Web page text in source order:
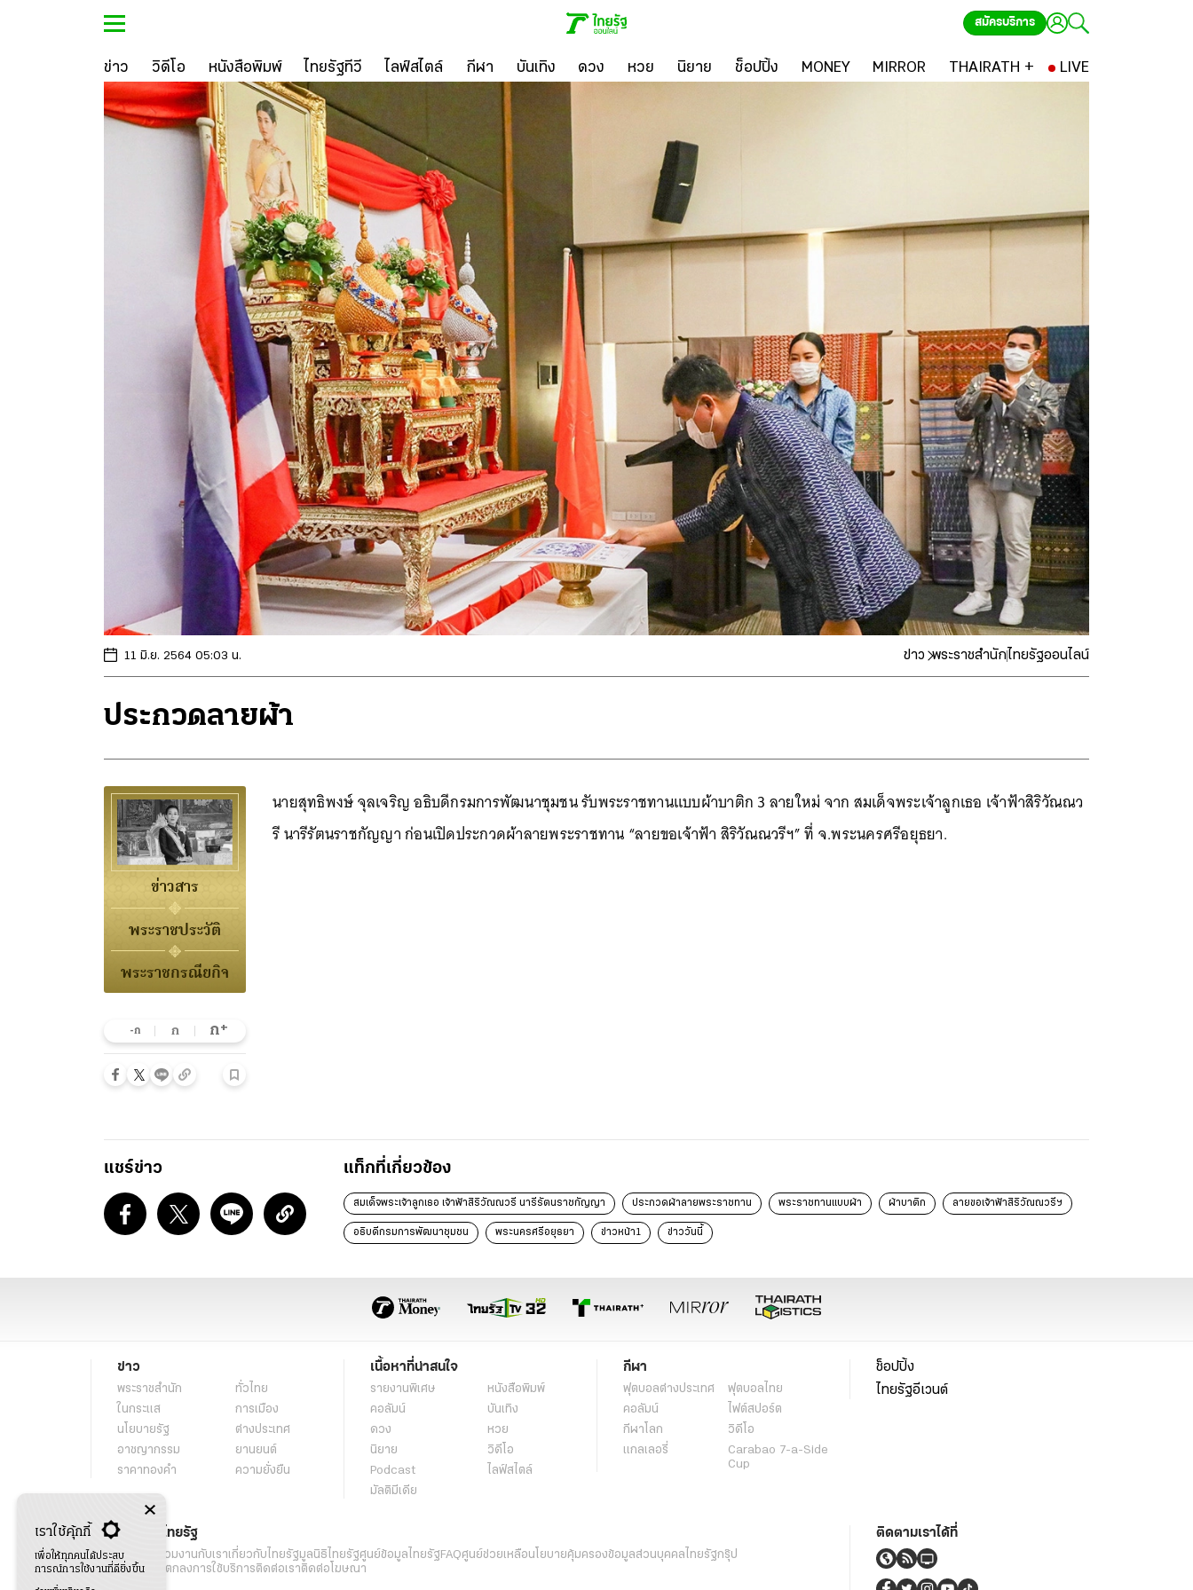
สมัครบริการ
ข่าว วิดีโอ หนังสือพิมพ์ ไทยรัฐทีวี ไลฟ์สไตล์ กีฬา บันเทิง ดวง หวย นิยาย ช็อปปิ้ง MONEY MIRROR THAIRATH + LIVE
11 มิ.ย. 2564 05:03 น. ข่าว พระราชสำนักไทยรัฐออนไลน์
ประกวดลายผ้า
ข่าวสาร
พระราชประวัติ
พระราชกรณียกิจ
-ก ก ก+
นายสุทธิพงษ์ จุลเจริญ อธิบดีกรมการพัฒนาชุมชน รับพระราชทานแบบผ้าบาติก 3 ลายใหม่ จาก สมเด็จพระเจ้าลูกเธอ เจ้าฟ้าสิริวัณณว
รี นารีรัตนราชกัญญา ก่อนเปิดประกวดผ้าลายพระราชทาน “ลายขอเจ้าฟ้า สิริวัณณวรีฯ” ที่ จ.พระนครศรีอยุธยา.
แชร์ข่าว แท็กที่เกี่ยวข้อง
สมเด็จพระเจ้าลูกเธอ เจ้าฟ้าสิริวัณณวรี นารีรัตนราชกัญญา ประกวดผ้าลายพระราชทาน พระราชทานแบบผ้า ผ้าบาติก ลายขอเจ้าฟ้าสิริวัณณวรีฯ
อธิบดีกรมการพัฒนาชุมชน พระนครศรีอยุธยา ข่าวหน้า1 ข่าววันนี้
ข่าว
พระราชสำนัก
ทั่วไทย
ในกระแส
การเมือง
นโยบายรัฐ
ต่างประเทศ
อาชญากรรม
ยานยนต์
ราคาทองคำ
ความยั่งยืน
เนื้อหาที่น่าสนใจ
รายงานพิเศษ
หนังสือพิมพ์
คอลัมน์
บันเทิง
ดวง
หวย
นิยาย
วิดีโอ
Podcast
ไลฟ์สไตล์
มัลติมีเดีย
กีฬา
ฟุตบอลต่่างประเทศ
ฟุตบอลไทย
คอลัมน์
ไฟต์สปอร์ต
กีฬาโลก
วิดีโอ
แกลเลอรี่
Carabao 7-a-Side
Cup
ช็อปปิ้ง
ไทยรัฐอีเวนต์
เกี่ยวกับไทยรัฐ
กิจกรรม ร่วมงานกับเราเกี่ยวกับไทยรัฐมูลนิธิไทยรัฐศูนย์ข้อมูลไทยรัฐFAQศูนย์ช่วยเหลือนโยบายคุ้มครองข้อมูลส่วนบุคคลไทยรัฐกรุ๊ป
เงื่อนไขข้อตกลงการใช้บริการติดต่อเราติดต่อโฆษณา
ติดตามเราได้ที่
เราใช้คุ้กกี้
เพื่อให้ทุกคนได้ประสบ
การณ์การใช้งานที่ดียิ่งขึ้น